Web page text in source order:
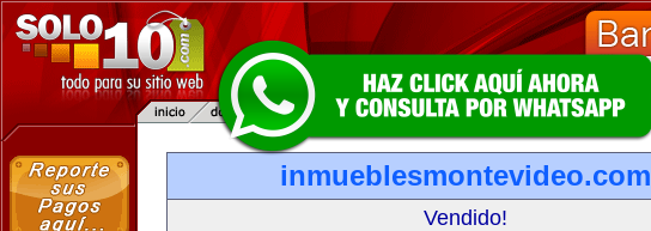
inmueblesmontevideo.com
Vendido!